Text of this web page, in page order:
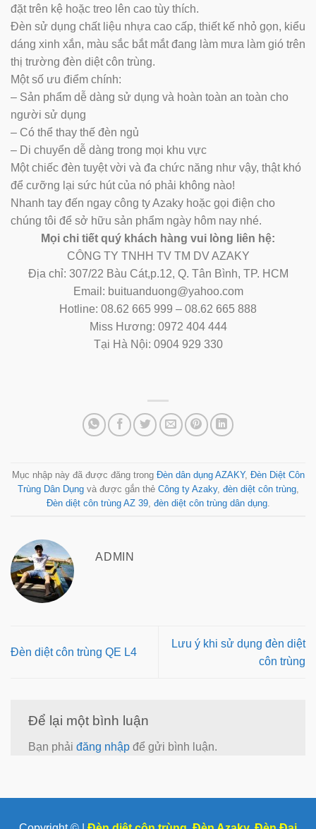
đặt trên kệ hoặc treo lên cao tùy thích.
Đèn sử dụng chất liệu nhựa cao cấp, thiết kế nhỏ gọn, kiểu
dáng xinh xắn, màu sắc bắt mắt đang làm mưa làm gió trên
thị trường đèn diệt côn trùng.
Một số ưu điểm chính:
– Sản phẩm dễ dàng sử dụng và hoàn toàn an toàn cho
người sử dụng
– Có thể thay thế đèn ngủ
– Di chuyển dễ dàng trong mọi khu vực
Một chiếc đèn tuyệt vời và đa chức năng như vậy, thật khó
để cưỡng lại sức hút của nó phải không nào!
Nhanh tay đến ngay công ty Azaky hoặc gọi điện cho
chúng tôi để sở hữu sản phẩm ngày hôm nay nhé.
Mọi chi tiết quý khách hàng vui lòng liên hệ:
CÔNG TY TNHH TV TM DV AZAKY
Địa chỉ: 307/22 Bàu Cát,p.12, Q. Tân Bình, TP. HCM
Email: buituanduong@yahoo.com
Hotline: 08.62 665 999 – 08.62 665 888
Miss Hương: 0972 404 444
Tại Hà Nội: 0904 929 330
Mục nhập này đã được đăng trong Đèn dân dụng AZAKY, Đèn Diệt Côn
Trùng Dân Dụngvà được gắn thẻ Công ty Azaky, đèn diệt côn trùng,
Đèn diệt côn trùng AZ 39, đèn diệt côn trùng dân dụng.
ADMIN
Đèn diệt côn trùng QE L4
Lưu ý khi sử dụng đèn diệt
côn trùng
Để lại một bình luận
Bạn phải đăng nhập để gửi bình luận.